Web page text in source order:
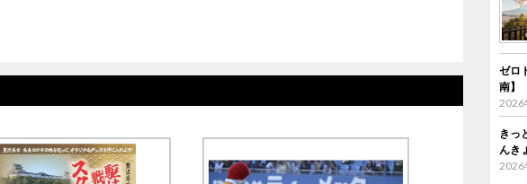
ゼロ
南】
2026
きっ
んき
2026